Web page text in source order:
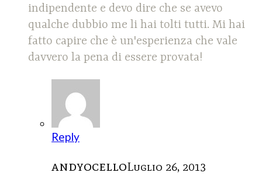
indipendente e devo dire che se avevo
qualche dubbio me li hai tolti tutti. Mi hai
fatto capire che è un'esperienza che vale
davvero la pena di essere provata!
Reply
andyocelloLuglio 26, 2013